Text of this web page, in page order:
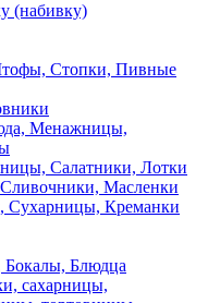
(набивку)
Стопки, Пивные
Менажницы,
Салатники, Лотки
Масленки
Сухарницы, Креманки
Блюдца
сахарницы,